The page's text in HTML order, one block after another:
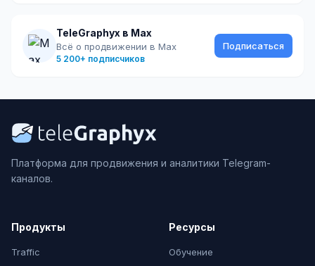
TeleGraphyx в Max
Всё о продвижении в Max
5 200+ подписчиков
Подписаться
Платформа для продвижения и аналитики Telegram-
каналов.
Продукты
Traffic
Ресурсы
Обучение